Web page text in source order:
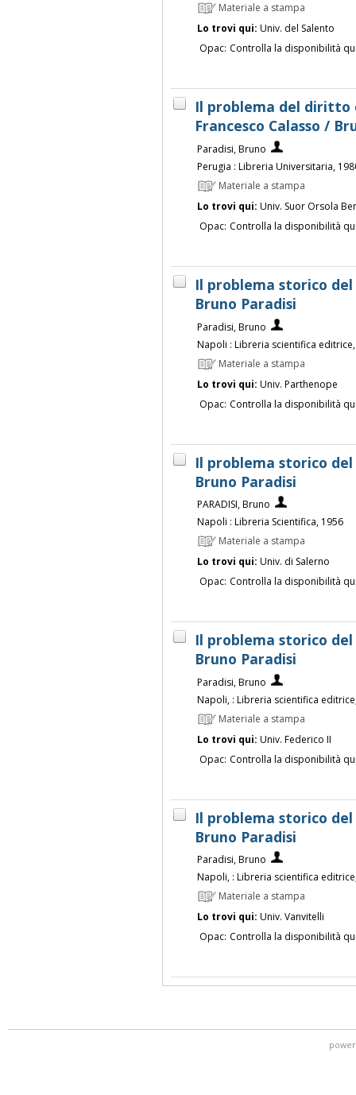
Materiale a stampa
Lo trovi qui: Univ. del Salento
Opac: Controlla la disponibilità
Il problema del diritto
Francesco Calasso /
Paradisi, Bruno
Perugia : Libreria Universitaria,
Materiale a stampa
Lo trovi qui: Univ. Suor Orsola
Opac: Controlla la disponibilità
Il problema storico
Bruno Paradisi
Paradisi, Bruno
Napoli : Libreria scientifica
Materiale a stampa
Lo trovi qui: Univ. Parthenope
Opac: Controlla la disponibilità
Il problema storico
Bruno Paradisi
PARADISI, Bruno
Napoli : Libreria Scientifica, 1956
Materiale a stampa
Lo trovi qui: Univ. di Salerno
Opac: Controlla la disponibilità
Il problema storico
Bruno Paradisi
Paradisi, Bruno
Napoli, : Libreria scientifica
Materiale a stampa
Lo trovi qui: Univ. Federico II
Opac: Controlla la disponibilità
Il problema storico
Bruno Paradisi
Paradisi, Bruno
Napoli, : Libreria scientifica
Materiale a stampa
Lo trovi qui: Univ. Vanvitelli
Opac: Controlla la disponibilità